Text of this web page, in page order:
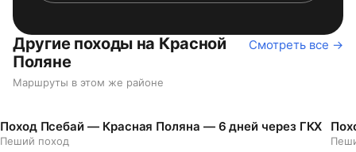
Другие походы на Красной
Поляне
Маршруты в этом же районе
Смотреть все →
Поход Псебай — Красная Поляна — 6 дней через ГКХ
Пеший поход